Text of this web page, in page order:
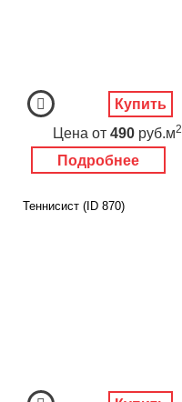
Подробнее
Цена от 490 руб.м2
Купить
Теннисист (ID 870)